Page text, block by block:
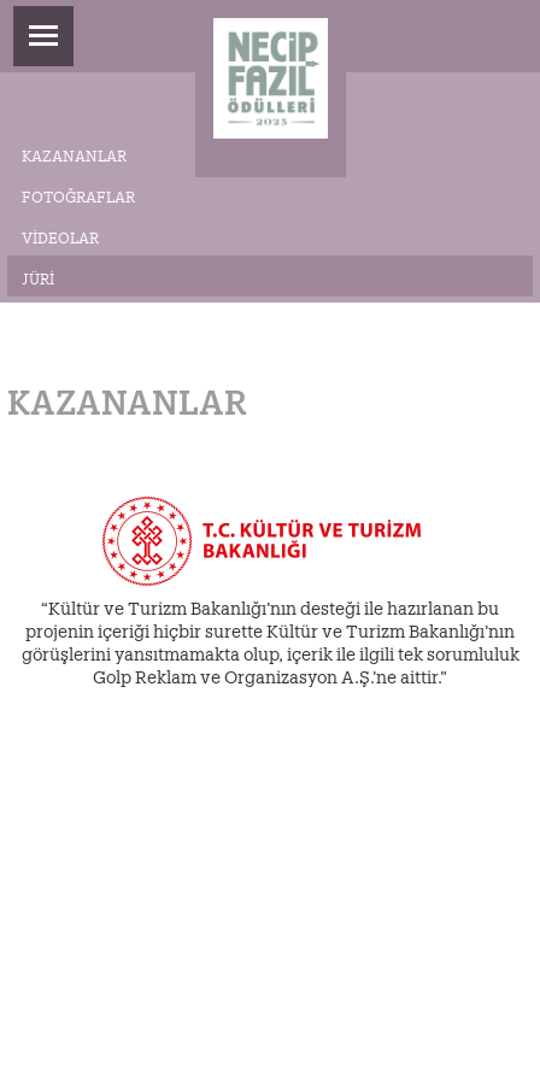
KAZANANLAR
FOTOĞRAFLAR
VIDEOLAR
JÜRI
KAZANANLAR
“Kültür ve Turizm Bakanlığı’nın desteği ile hazırlanan bu
projenin içeriği hiçbir surette Kültür ve Turizm Bakanlığı’nın
görüşlerini yansıtmamakta olup, içerik ile ilgili tek sorumluluk
Golp Reklam ve Organizasyon A.Ş.’ne aittir.”